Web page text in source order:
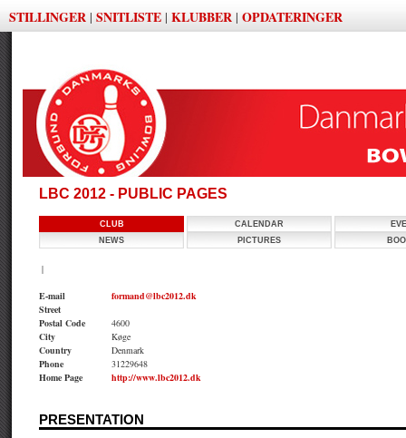
STILLINGER | SNITLISTE | KLUBBER | OPDATERINGER
LBC 2012 - PUBLIC PAGES
CLUB CALENDAR
NEWS
PICTURES
|
E-mail
formand@lbc2012.dk
Street
Postal Code
4600
City
Køge
Country
Denmark
Phone
31229648
Home Page
http://www.lbc2012.dk
PRESENTATION